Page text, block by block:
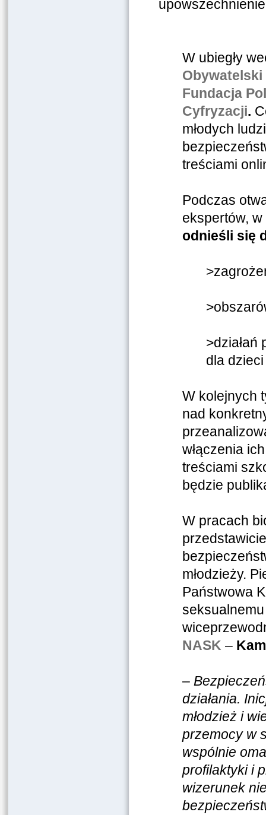
W ubiegły
Obywatelski
Fundacja
Cyfryzacji.
młodych
treściami
Podczas
ekspertów,
odnieśli się
dla dzieci
W kolejnych
nad
włączenia
treściami
będzie
W pracach
młodzieży.
Państwowa
NASK –
–
działania.
młodzież i
przemocy w
wspólnie
profilaktyki i
wizerunek